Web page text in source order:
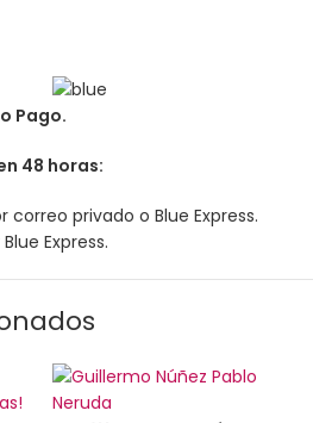
Pago.
48 horas:
correo privado o Blue Express.
Express.